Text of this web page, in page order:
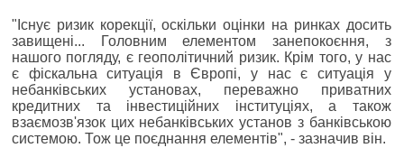
"Існує ризик корекції, оскільки оцінки на ринках досить
завищені... Головним елементом занепокоєння, з
нашого погляду, є геополітичний ризик. Крім того, у нас
є фіскальна ситуація в Європі, у нас є ситуація у
небанківських установах, переважно приватних
кредитних та інвестиційних інституціях, а також
взаємозв'язок цих небанківських установ з банківською
системою. Тож це поєднання елементів", - зазначив він.